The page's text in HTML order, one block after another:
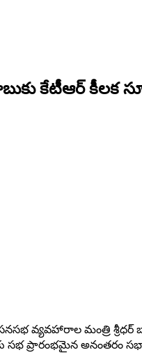
కేటీఆర్ కీలక
వ్యవహారాల మంత్రి
సభ ప్రారంభమైన అనంతరం